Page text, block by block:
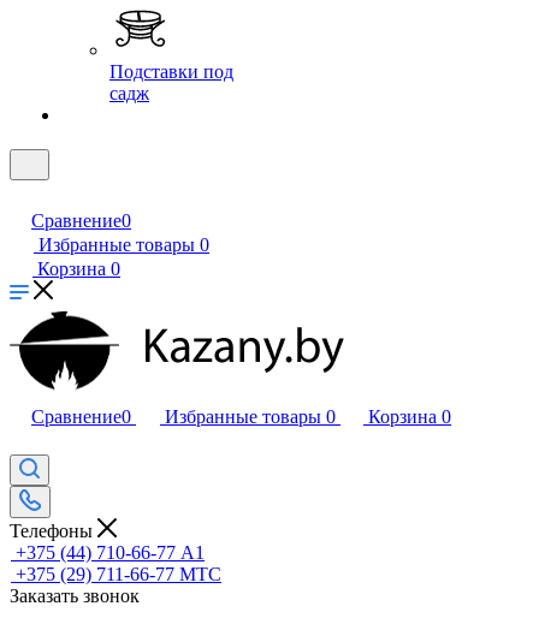
Подставки под
садж
Сравнение0
Избранные товары 0
Корзина 0
Сравнение0 Избранные товары 0 Корзина 0
Телефоны
+375 (44) 710-66-77 А1
+375 (29) 711-66-77 МТС
Заказать звонок